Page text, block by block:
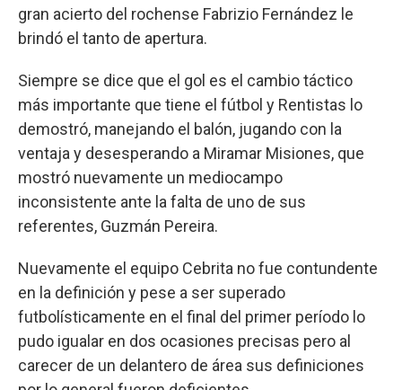
gran acierto del rochense Fabrizio Fernández le
brindó el tanto de apertura.
Siempre se dice que el gol es el cambio táctico
más importante que tiene el fútbol y Rentistas lo
demostró, manejando el balón, jugando con la
ventaja y desesperando a Miramar Misiones, que
mostró nuevamente un mediocampo
inconsistente ante la falta de uno de sus
referentes, Guzmán Pereira.
Nuevamente el equipo Cebrita no fue contundente
en la definición y pese a ser superado
futbolísticamente en el final del primer período lo
pudo igualar en dos ocasiones precisas pero al
carecer de un delantero de área sus definiciones